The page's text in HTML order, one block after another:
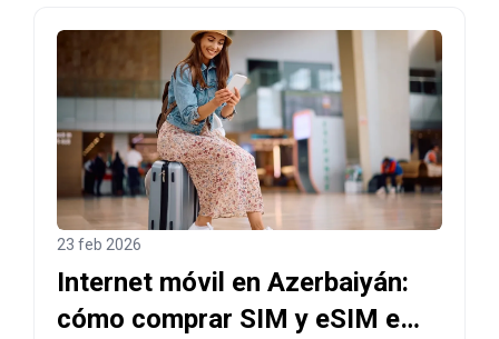
23 feb 2026
Internet móvil en Azerbaiyán:
cómo comprar SIM y eSIM en